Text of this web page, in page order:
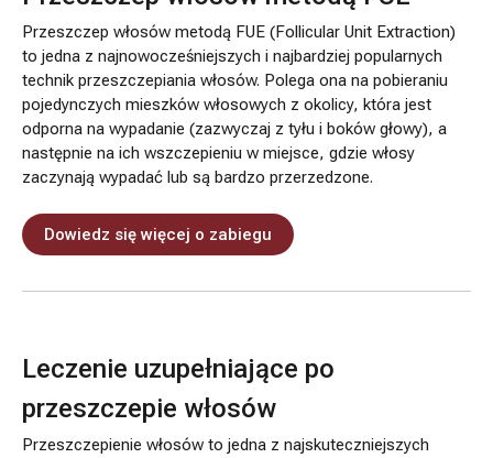
Przeszczep włosów metodą FUE (Follicular Unit Extraction)
to jedna z najnowocześniejszych i najbardziej popularnych
technik przeszczepiania włosów. Polega ona na pobieraniu
pojedynczych mieszków włosowych z okolicy, która jest
odporna na wypadanie (zazwyczaj z tyłu i boków głowy), a
następnie na ich wszczepieniu w miejsce, gdzie włosy
zaczynają wypadać lub są bardzo przerzedzone.
Dowiedz się więcej o zabiegu
Leczenie uzupełniające po
przeszczepie włosów
Przeszczepienie włosów to jedna z najskuteczniejszych